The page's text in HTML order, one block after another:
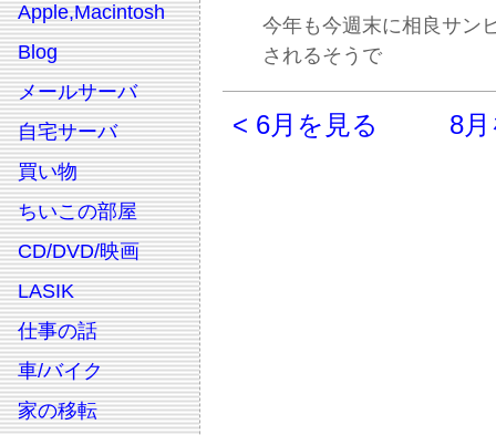
Apple,Macintosh
Blog
メールサーバ
自宅サーバ
買い物
ちいこの部屋
CD/DVD/映画
LASIK
仕事の話
車/バイク
家の移転
今年も今週末に相良サン
されるそうで
< 6月を見る 8